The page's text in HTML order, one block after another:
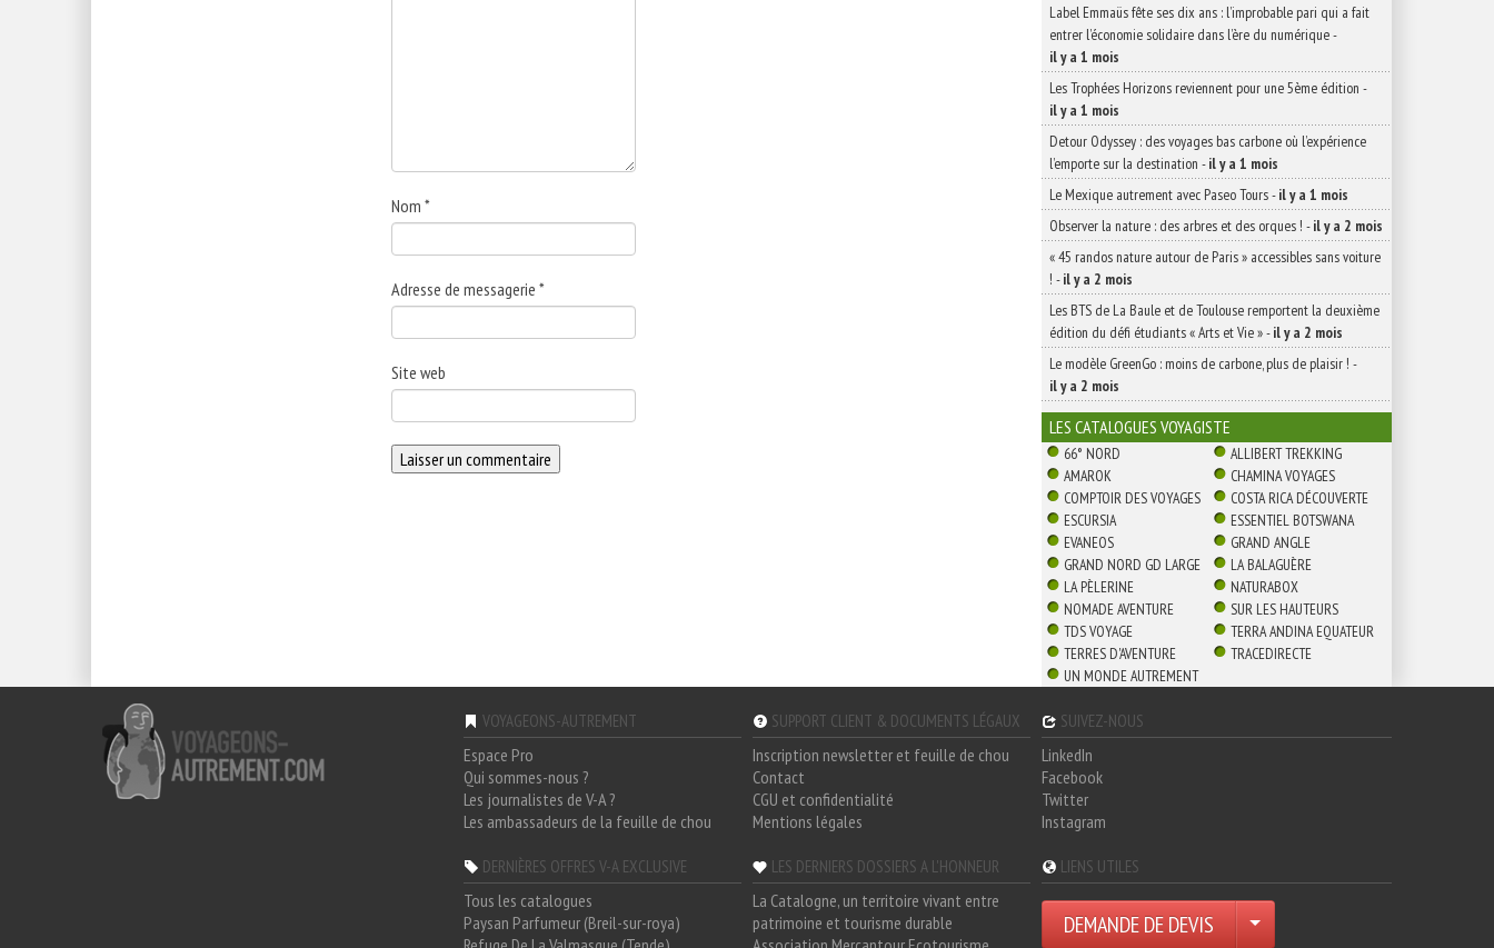
Nom *
Adresse de messagerie *
Site web
Label Emmaüs fête ses dix ans : l’improbable pari qui a fait
entrer l’économie solidaire dans l’ère du numérique-
il y a 1 mois
Les Trophées Horizons reviennent pour une 5ème édition -
il y a 1 mois
Detour Odyssey : des voyages bas carbone où l’expérience
l’emporte sur la destination -il y a 1 mois
Le Mexique autrement avec Paseo Tours-il y a 1 mois
Observer la nature : des arbres et des orques ! -il y a 2 mois
« 45 randos nature autour de Paris » accessibles sans voiture
! -il y a 2 mois
Les BTS de La Baule et de Toulouse remportent la deuxième
édition du défi étudiants « Arts et Vie »-il y a 2 mois
Le modèle GreenGo : moins de carbone, plus de plaisir ! -
il y a 2 mois
LES CATALOGUES VOYAGISTE
66° NORD
ALLIBERT TREKKING
AMAROK
CHAMINA VOYAGES
COMPTOIR DES VOYAGES
COSTA RICA DÉCOUVERTE
ESCURSIA
ESSENTIEL BOTSWANA
EVANEOS
GRAND ANGLE
GRAND NORD GD LARGE
LA BALAGUÈRE
LA PÈLERINE
NATURABOX
NOMADE AVENTURE
SUR LES HAUTEURS
TDS VOYAGE
TERRA ANDINA EQUATEUR
TERRES D'AVENTURE
TRACEDIRECTE
UN MONDE AUTREMENT
VOYAGEONS-AUTREMENT
Espace Pro
Qui sommes-nous ?
Les journalistes de V-A ?
Les ambassadeurs de la feuille de chou
SUPPORT CLIENT & DOCUMENTS LÉGAUX
Inscription newsletter et feuille de chou
Contact
CGU et confidentialité
Mentions légales
SUIVEZ-NOUS
LinkedIn
Facebook
Twitter
Instagram
DERNIÈRES OFFRES V-A EXCLUSIVE
Tous les catalogues
Paysan Parfumeur (Breil-sur-roya)
LES DERNIERS DOSSIERS A L'HONNEUR
La Catalogne, un territoire vivant entre
patrimoine et tourisme durable
LIENS UTILES
DEMANDE DE DEVIS